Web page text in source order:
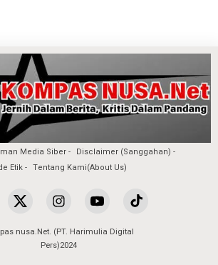
Media Siber
Disclaimer (Sanggahan)
Etik
Tentang Kami(About Us)
nusa.Net. (PT. Harimulia Digital
Pers)2024